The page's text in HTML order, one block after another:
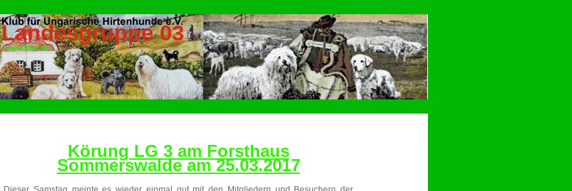
Landesgruppe 03
Körung LG 3 am Forsthaus
Sommerswalde am 25.03.2017